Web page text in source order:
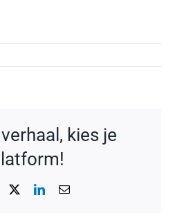
kies je
Facebook LinkedIn
E-